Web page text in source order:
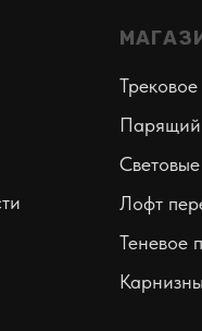
Парящий
Лофт
Теневое